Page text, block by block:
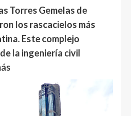
Torres Gemelas de
los rascacielos más
Este complejo
la ingeniería civil